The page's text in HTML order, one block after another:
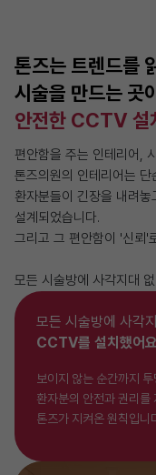
톤즈는 트렌드를
시술을 만드는 곳
안전한 CCTV 설
편안함을 주는 인테리어,
톤즈의원의 인테리어는
환자분들이 긴장을 내려
설계되었습니다.
그리고 그 편안함이 '신뢰'
모든 시술방에 사각지대
모든 시술방에 사각
CCTV를 설치했어요
보이지 않는 순간까지 투
환자분의 안전과 권리를
톤즈가 지켜온 원칙입니